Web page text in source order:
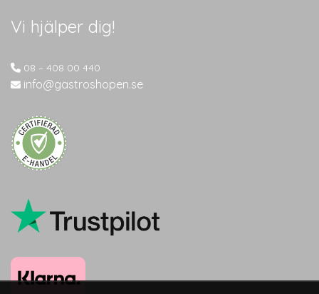
Vi hjälper dig!
08 – 408 00 440
info@gastroshopen.se